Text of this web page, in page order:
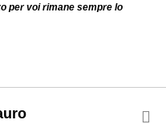
per voi rimane sempre lo